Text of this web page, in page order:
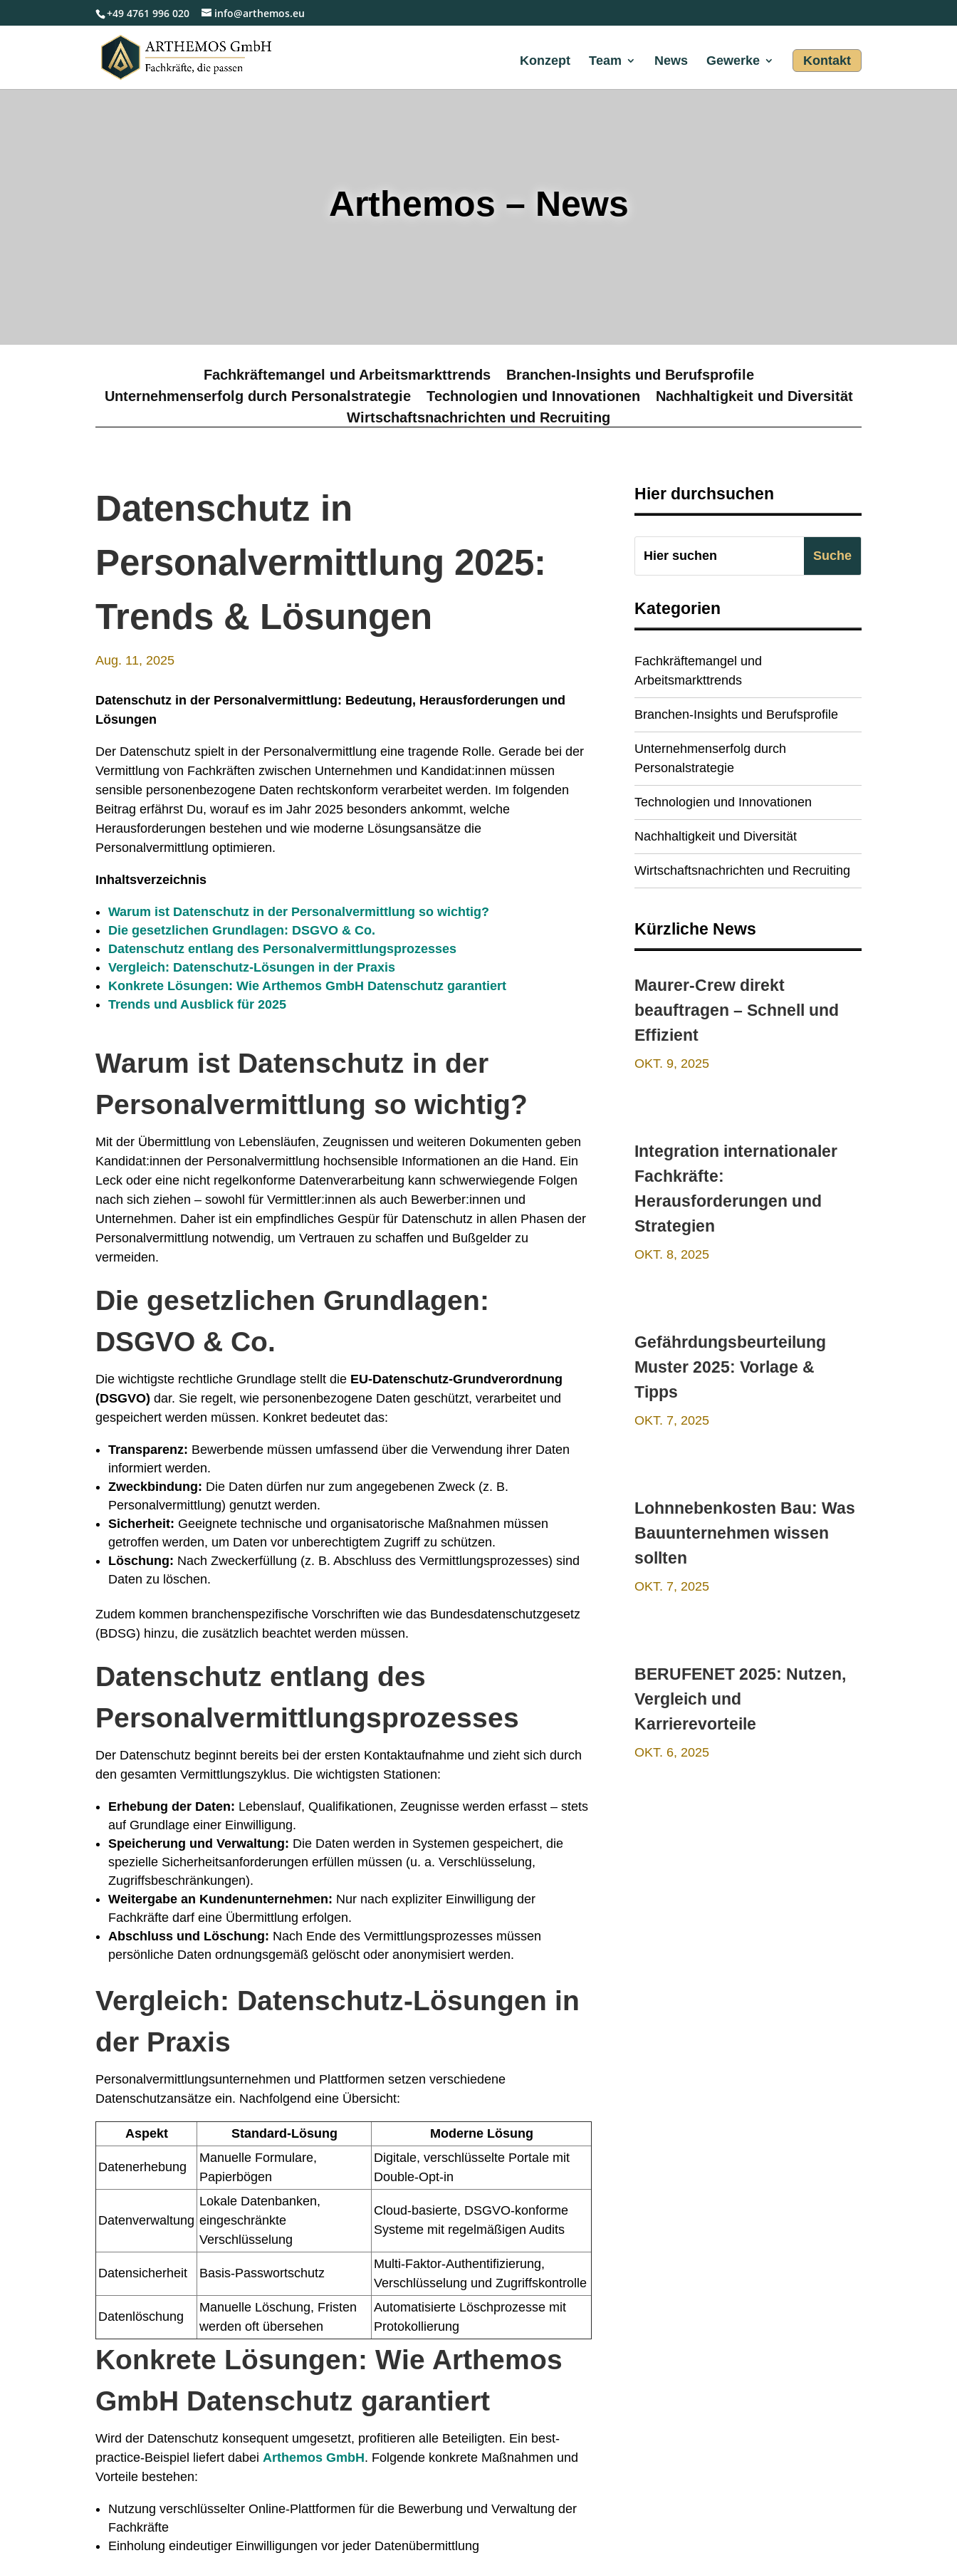
+49 4761 996 020 info@arthemos.eu
Konzept Team News Gewerke Kontakt
Arthemos – News
Fachkräftemangel und Arbeitsmarkttrends
Branchen-Insights und Berufsprofile
Unternehmenserfolg durch Personalstrategie
Technologien und Innovationen
Nachhaltigkeit und Diversität
Wirtschaftsnachrichten und Recruiting
Datenschutz in
Personalvermittlung 2025:
Trends & Lösungen
Aug. 11, 2025
Datenschutz in der Personalvermittlung: Bedeutung, Herausforderungen und
Lösungen
Der Datenschutz spielt in der Personalvermittlung eine tragende Rolle. Gerade bei der
Vermittlung von Fachkräften zwischen Unternehmen und Kandidat:innen müssen
sensible personenbezogene Daten rechtskonform verarbeitet werden. Im folgenden
Beitrag erfährst Du, worauf es im Jahr 2025 besonders ankommt, welche
Herausforderungen bestehen und wie moderne Lösungsansätze die
Personalvermittlung optimieren.
Inhaltsverzeichnis
Warum ist Datenschutz in der Personalvermittlung so wichtig?
Die gesetzlichen Grundlagen: DSGVO & Co.
Datenschutz entlang des Personalvermittlungsprozesses
Vergleich: Datenschutz-Lösungen in der Praxis
Konkrete Lösungen: Wie Arthemos GmbH Datenschutz garantiert
Trends und Ausblick für 2025
Warum ist Datenschutz in der
Personalvermittlung so wichtig?
Mit der Übermittlung von Lebensläufen, Zeugnissen und weiteren Dokumenten geben
Kandidat:innen der Personalvermittlung hochsensible Informationen an die Hand. Ein
Leck oder eine nicht regelkonforme Datenverarbeitung kann schwerwiegende Folgen
nach sich ziehen – sowohl für Vermittler:innen als auch Bewerber:innen und
Unternehmen. Daher ist ein empfindliches Gespür für Datenschutz in allen Phasen der
Personalvermittlung notwendig, um Vertrauen zu schaffen und Bußgelder zu
vermeiden.
Die gesetzlichen Grundlagen:
DSGVO & Co.
Die wichtigste rechtliche Grundlage stellt die EU-Datenschutz-Grundverordnung
(DSGVO) dar. Sie regelt, wie personenbezogene Daten geschützt, verarbeitet und
gespeichert werden müssen. Konkret bedeutet das:
Transparenz: Bewerbende müssen umfassend über die Verwendung ihrer Daten
informiert werden.
Zweckbindung: Die Daten dürfen nur zum angegebenen Zweck (z. B.
Personalvermittlung) genutzt werden.
Sicherheit: Geeignete technische und organisatorische Maßnahmen müssen
getroffen werden, um Daten vor unberechtigtem Zugriff zu schützen.
Löschung: Nach Zweckerfüllung (z. B. Abschluss des Vermittlungsprozesses) sind
Daten zu löschen.
Zudem kommen branchenspezifische Vorschriften wie das Bundesdatenschutzgesetz
(BDSG) hinzu, die zusätzlich beachtet werden müssen.
Datenschutz entlang des
Personalvermittlungsprozesses
Der Datenschutz beginnt bereits bei der ersten Kontaktaufnahme und zieht sich durch
den gesamten Vermittlungszyklus. Die wichtigsten Stationen:
Erhebung der Daten: Lebenslauf, Qualifikationen, Zeugnisse werden erfasst – stets
auf Grundlage einer Einwilligung.
Speicherung und Verwaltung: Die Daten werden in Systemen gespeichert, die
spezielle Sicherheitsanforderungen erfüllen müssen (u. a. Verschlüsselung,
Zugriffsbeschränkungen).
Weitergabe an Kundenunternehmen: Nur nach expliziter Einwilligung der
Fachkräfte darf eine Übermittlung erfolgen.
Abschluss und Löschung: Nach Ende des Vermittlungsprozesses müssen
persönliche Daten ordnungsgemäß gelöscht oder anonymisiert werden.
Vergleich: Datenschutz-Lösungen in
der Praxis
Personalvermittlungsunternehmen und Plattformen setzen verschiedene
Datenschutzansätze ein. Nachfolgend eine Übersicht:
Aspekt Standard-Lösung Moderne Lösung
Datenerhebung
Manuelle Formulare,
Papierbögen
Digitale, verschlüsselte Portale mit
Double-Opt-in
Datenverwaltung
Lokale Datenbanken,
eingeschränkte
Verschlüsselung
Cloud-basierte, DSGVO-konforme
Systeme mit regelmäßigen Audits
Datensicherheit Basis-Passwortschutz
Multi-Faktor-Authentifizierung,
Verschlüsselung und Zugriffskontrolle
Datenlöschung
Manuelle Löschung, Fristen
werden oft übersehen
Automatisierte Löschprozesse mit
Protokollierung
Konkrete Lösungen: Wie Arthemos
GmbH Datenschutz garantiert
Wird der Datenschutz konsequent umgesetzt, profitieren alle Beteiligten. Ein best-
practice-Beispiel liefert dabeiArthemos GmbH. Folgende konkrete Maßnahmen und
Vorteile bestehen:
Nutzung verschlüsselter Online-Plattformen für die Bewerbung und Verwaltung der
Fachkräfte
Einholung eindeutiger Einwilligungen vor jeder Datenübermittlung
Hier durchsuchen
Kategorien
Fachkräftemangel und
Arbeitsmarkttrends
Branchen-Insights und Berufsprofile
Unternehmenserfolg durch
Personalstrategie
Technologien und Innovationen
Nachhaltigkeit und Diversität
Wirtschaftsnachrichten und Recruiting
Kürzliche News
Maurer-Crew direkt
beauftragen – Schnell und
Effizient
OKT. 9, 2025
Integration internationaler
Fachkräfte:
Herausforderungen und
Strategien
OKT. 8, 2025
Gefährdungsbeurteilung
Muster 2025: Vorlage &
Tipps
OKT. 7, 2025
Lohnnebenkosten Bau: Was
Bauunternehmen wissen
sollten
OKT. 7, 2025
BERUFENET 2025: Nutzen,
Vergleich und
Karrierevorteile
OKT. 6, 2025